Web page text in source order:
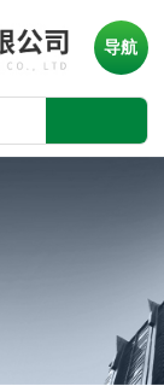
导航